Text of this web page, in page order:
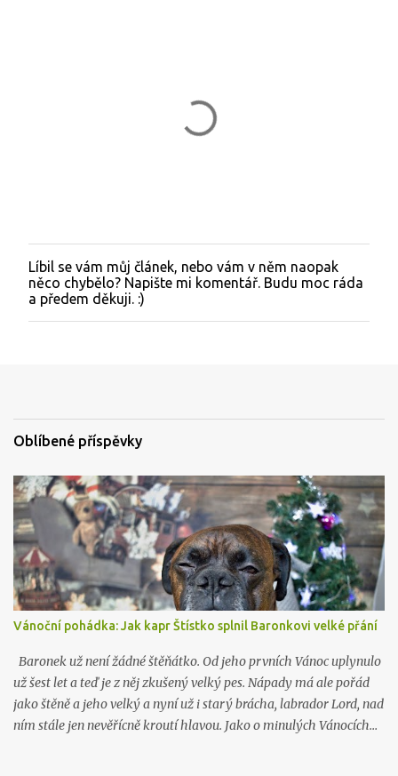
O
k
o
m
a
Líbil se vám můj článek, nebo vám v něm naopak
něco chybělo? Napište mi komentář. Budu moc ráda
a předem děkuji. :)
Oblíbené příspěvky
Vánoční pohádka: Jak kapr Štístko splnil Baronkovi velké přání
Baronek už není žádné štěňátko. Od jeho prvních Vánoc uplynulo
už šest let a teď je z něj zkušený velký pes. Nápady má ale pořád
jako štěně a jeho velký a nyní už i starý brácha, labrador Lord, nad
ním stále jen nevěřícně kroutí hlavou. Jako o minulých Vánocích…